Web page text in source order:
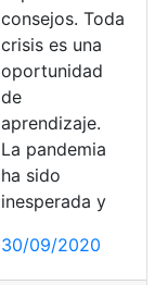
consejos. Toda
crisis es una
oportunidad
de
aprendizaje.
La pandemia
ha sido
inesperada y
30/09/2020